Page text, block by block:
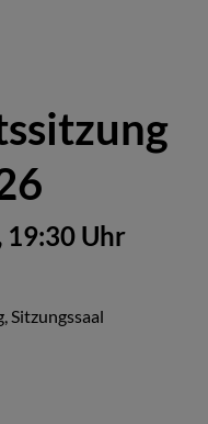
19:30 Uhr
Sitzungssaal